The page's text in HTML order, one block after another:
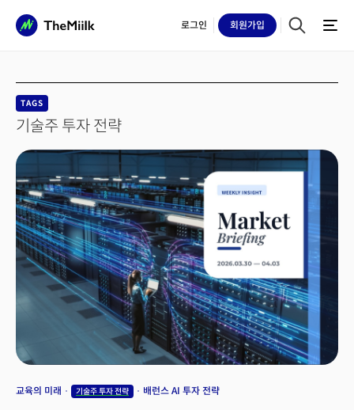
로그인 회원가입
TAGS
기술주 투자 전략
교육의 미래 기술주 투자 전략 배런스 AI 투자 전략